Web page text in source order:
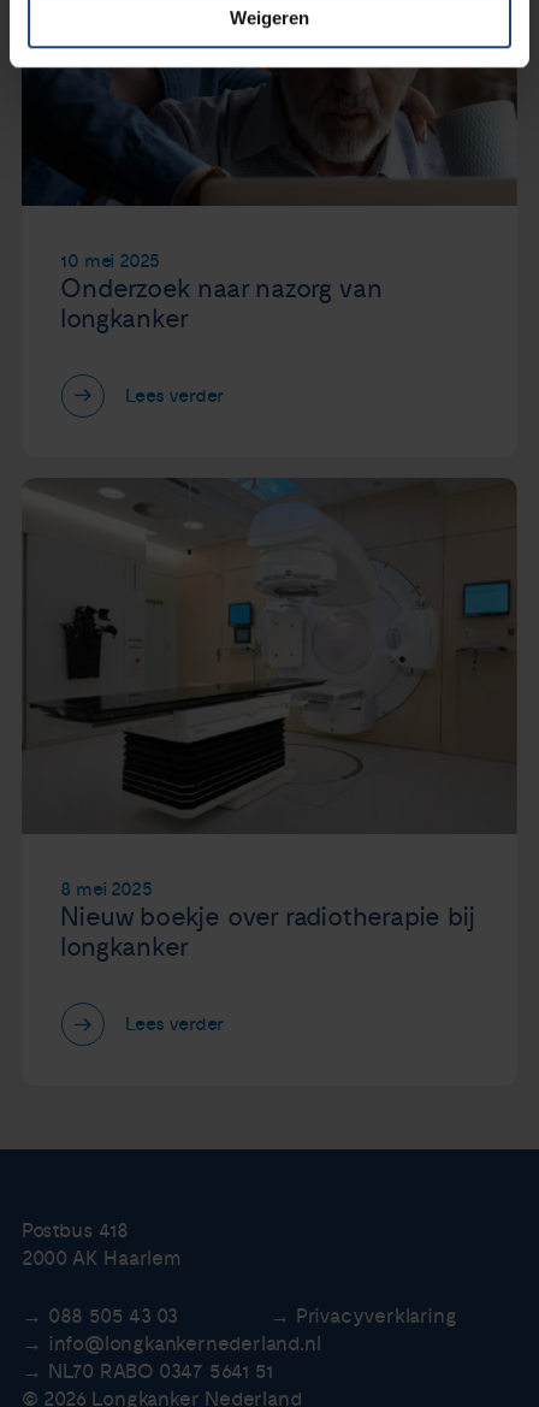
Weigeren
10 mei 2025
Onderzoek naar nazorg van
longkanker
Lees verder
8 mei 2025
Nieuw boekje over radiotherapie bij
longkanker
Lees verder
Postbus 418
2000 AK Haarlem
088 505 43 03
Privacyverklaring
info@longkankernederland.nl
NL70 RABO 0347 5641 51
© 2026 Longkanker Nederland